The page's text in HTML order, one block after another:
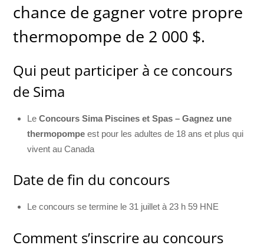
chance de gagner votre propre
thermopompe de 2 000 $.
Qui peut participer à ce concours
de Sima
LeConcours Sima Piscines et Spas – Gagnez une
thermopompe est pour les adultes de 18 ans et plus qui
vivent au Canada
Date de fin du concours
Le concours se termine le 31 juillet à 23 h 59 HNE
Comment s’inscrire au concours